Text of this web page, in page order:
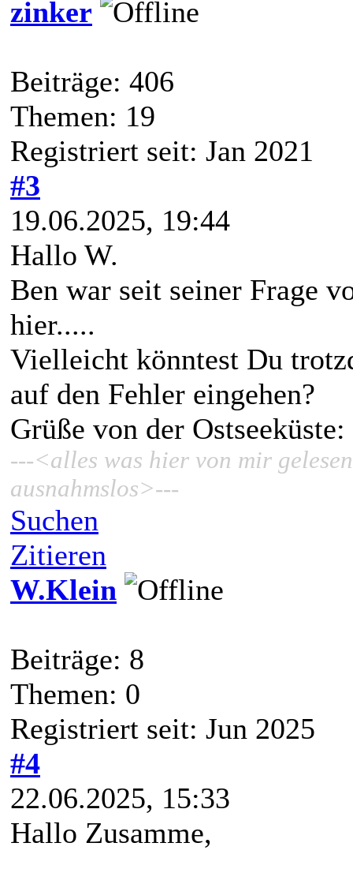
zinker
Beiträge: 406
Themen: 19
Registriert seit: Jan 2021
#3
19.06.2025, 19:44
Hallo W.
Ben war seit seiner Frage
hier.....
Vielleicht könntest Du
auf den Fehler eingehen?
Grüße von der
---<alles was hier von mir
ausnahmslos>---
Suchen
Zitieren
W.Klein
Beiträge: 8
Themen: 0
Registriert seit: Jun 2025
#4
22.06.2025, 15:33
Hallo Zusamme,